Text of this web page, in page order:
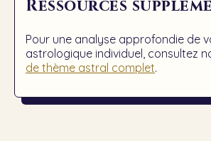
Ressources
Pour une analyse approfondie de
astrologique individuel, consultez
de thème astral complet.